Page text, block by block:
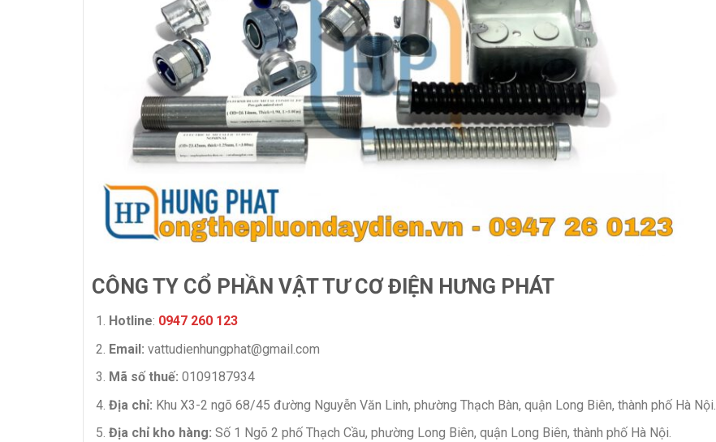
CÔNG TY CỔ PHẦN VẬT TƯ CƠ ĐIỆN HƯNG PHÁT
Hotline: 0947 260 123
Email: vattudienhungphat@gmail.com
Mã số thuế: 0109187934
Địa chỉ: Khu X3-2 ngõ 68/45 đường Nguyễn Văn Linh, phường Thạch Bàn, quận Long Biên, thành phố Hà Nội.
Địa chỉ kho hàng: Số 1 Ngõ 2 phố Thạch Cầu, phường Long Biên, quận Long Biên, thành phố Hà Nội.